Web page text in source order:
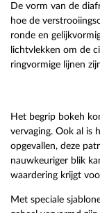
De vorm van de
hoe de
ronde en
lichtvlekken om de
ringvormige lijnen
Het begrip bokeh
vervaging. Ook al is
opgevallen, deze
nauwkeuriger blik
waardering krijgt
Met speciale